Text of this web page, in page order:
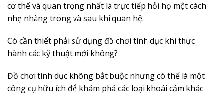
cơ thể và quan trọng nhất là trực tiếp hỏi họ một cách
nhẹ nhàng trong và sau khi quan hệ.
Có cần thiết phải sử dụng đồ chơi tình dục khi thực
hành các kỹ thuật mới không?
Đồ chơi tình dục không bắt buộc nhưng có thể là một
công cụ hữu ích để khám phá các loại khoái cảm khác